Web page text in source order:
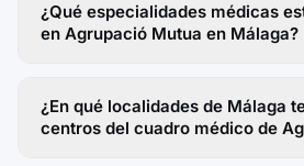
¿Qué especialidades médicas
en Agrupació Mutua en Málaga?
¿En qué localidades de Málaga
centros del cuadro médico de